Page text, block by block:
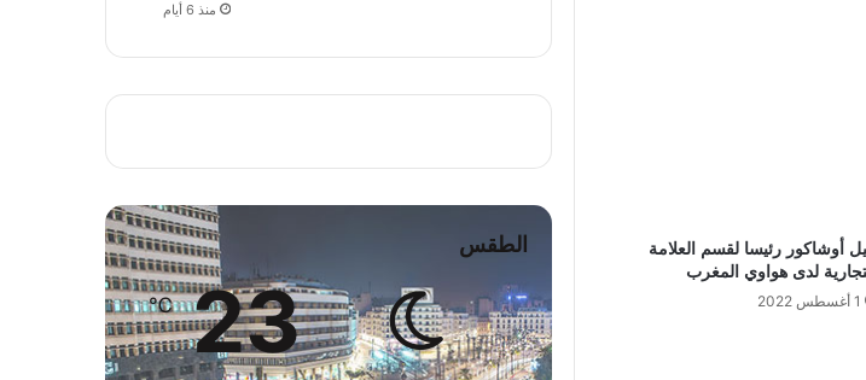
أوشاكور رئيسا لقسم العلامة
لدى هواوي المغرب
1 أغسطس 2022
منذ 6 أيام
الطقس
23
℃